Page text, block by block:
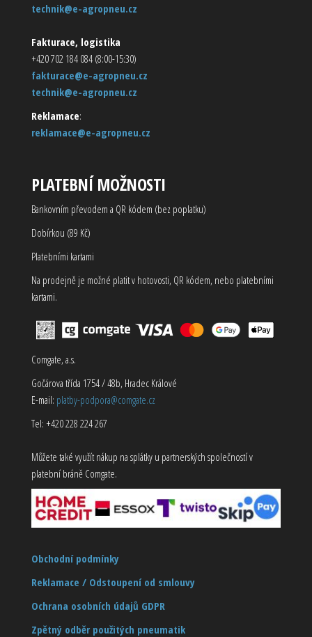
technik@e-agropneu.cz
Fakturace, logistika
+420 702 184 084 (8:00-15:30)
fakturace@e-agropneu.cz
technik@e-agropneu.cz
Reklamace:
reklamace@e-agropneu.cz
PLATEBNÍ MOŽNOSTI
Bankovním převodem a QR kódem (bez poplatku)
Dobírkou (89 Kč)
Platebními kartami
Na prodejně je možné platit v hotovosti, QR kódem, nebo platebními
kartami.
Comgate, a.s.
Gočárova třída 1754 / 48b, Hradec Králové
E-mail: platby-podpora@comgate.cz
Tel: +420 228 224 267
Můžete také využít nákup na splátky u partnerských společností v
platební bráně Comgate.
Obchodní podmínky
Reklamace / Odstoupení od smlouvy
Ochrana osobních údajů GDPR
Zpětný odběr použitých pneumatik